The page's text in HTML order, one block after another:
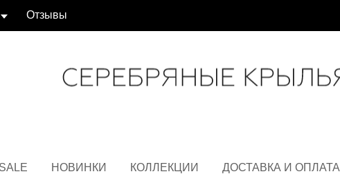
Отзывы
SALE НОВИНКИ КОЛЛЕКЦИИ ДОСТАВКА И ОПЛАТА